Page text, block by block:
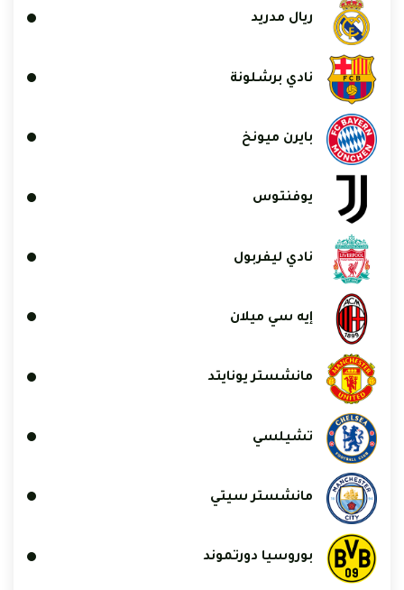
ريال مدريد
نادي برشلونة
بايرن ميونخ
يوفنتوس
نادي ليفربول
إيه سي ميلان
مانشستر يونايتد
تشيلسي
مانشستر سيتي
بوروسيا دورتموند